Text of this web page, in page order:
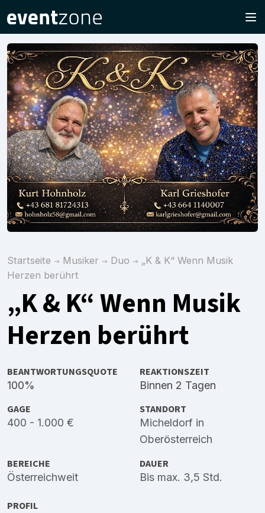
Startseite Musiker Duo
„K & K“ Wenn Musik
Herzen berührt
„K & K“ Wenn Musik
Herzen berührt
BEANTWORTUNGSQUOTE
100%
REAKTIONSZEIT
Binnen 2 Tagen
GAGE
400 - 1.000 €
STANDORT
Micheldorf in
Oberösterreich
BEREICHE
Österreichweit
DAUER
Bis max. 3,5 Std.
PROFIL